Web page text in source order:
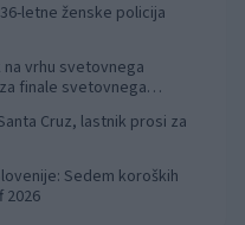
letne ženske policija
na vrhu svetovnega
finale svetovnega
Cruz, lastnik prosi za
Sedem koroških
2026